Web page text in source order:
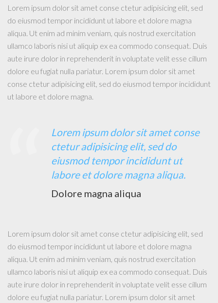
Lorem ipsum dolor sit amet conse ctetur adipisicing elit, sed
do eiusmod tempor incididunt ut labore et dolore magna
aliqua. Ut enim ad minim veniam, quis nostrud exercitation
ullamco laboris nisi ut aliquip ex ea commodo consequat. Duis
aute irure dolor in reprehenderit in voluptate velit esse cillum
dolore eu fugiat nulla pariatur. Lorem ipsum dolor sit amet
conse ctetur adipisicing elit, sed do eiusmod tempor incididunt
ut labore et dolore magna.
Lorem ipsum dolor sit amet conse
ctetur adipisicing elit, sed do
eiusmod tempor incididunt ut
labore et dolore magna aliqua.
Dolore magna aliqua
Lorem ipsum dolor sit amet conse ctetur adipisicing elit, sed
do eiusmod tempor incididunt ut labore et dolore magna
aliqua. Ut enim ad minim veniam, quis nostrud exercitation
ullamco laboris nisi ut aliquip ex ea commodo consequat. Duis
aute irure dolor in reprehenderit in voluptate velit esse cillum
dolore eu fugiat nulla pariatur. Lorem ipsum dolor sit amet